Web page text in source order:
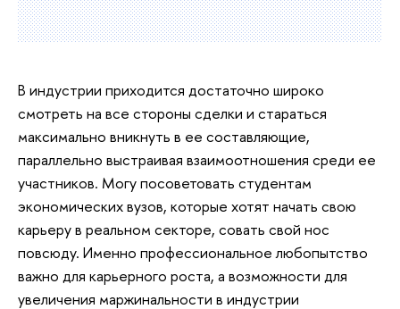
В индустрии приходится достаточно широко
смотреть на все стороны сделки и стараться
максимально вникнуть в ее составляющие,
параллельно выстраивая взаимоотношения среди ее
участников. Могу посоветовать студентам
экономических вузов, которые хотят начать свою
карьеру в реальном секторе, совать свой нос
повсюду. Именно профессиональное любопытство
важно для карьерного роста, а возможности для
увеличения маржинальности в индустрии